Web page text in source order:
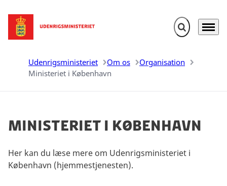
Gå til forsiden Fold søgefelt
Menu
Udenrigsministeriet Om os
Organisation
Ministeriet i København
Ministeriet i københavn
Her kan du læse mere om Udenrigsministeriet i
København (hjemmestjenesten).